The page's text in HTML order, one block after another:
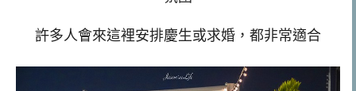
許多人會來這裡安排慶生或求婚，都非常適合